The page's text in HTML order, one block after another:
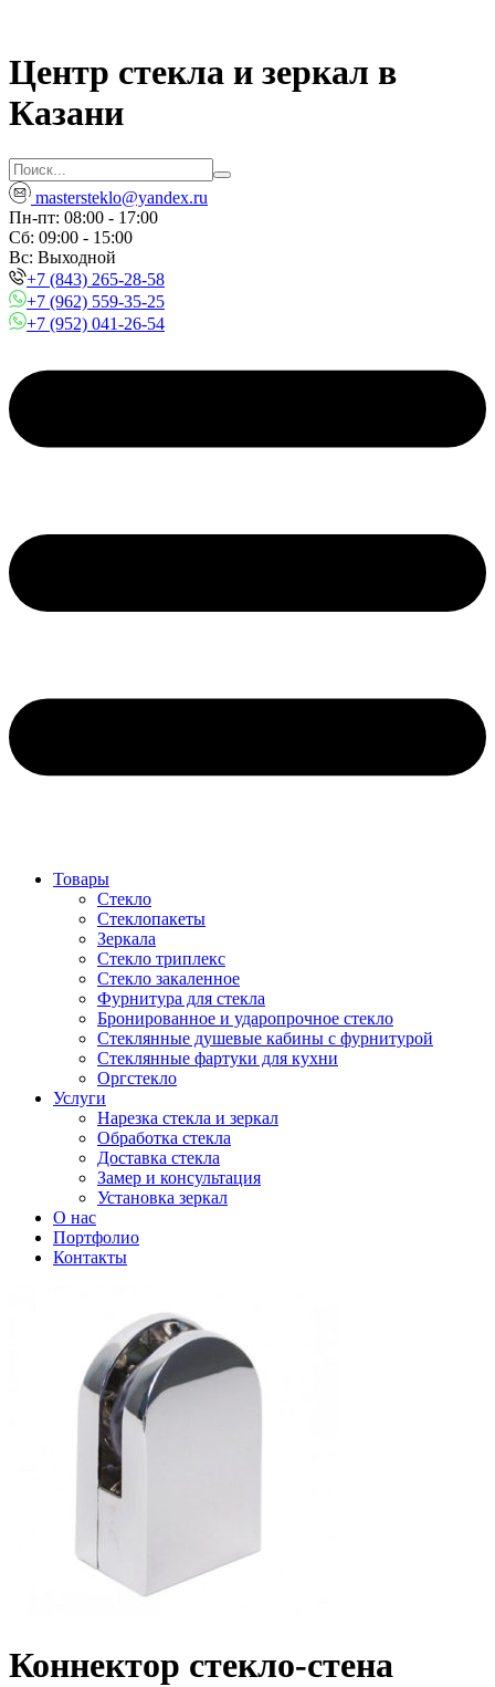
Центр стекла и зеркал в
Казани
mastersteklo@yandex.ru
Пн-пт: 08:00 - 17:00
Сб: 09:00 - 15:00
Вc: Выходной
+7 (843) 265-28-58
+7 (962) 559-35-25
+7 (952) 041-26-54
Товары
Стекло
Стеклопакеты
Зеркала
Стекло триплекс
Стекло закаленное
Фурнитура для стекла
Бронированное и ударопрочное стекло
Стеклянные душевые кабины с фурнитурой
Стеклянные фартуки для кухни
Оргстекло
Услуги
Нарезка стекла и зеркал
Обработка стекла
Доставка стекла
Замер и консультация
Установка зеркал
О нас
Портфолио
Контакты
Коннектор стекло-стена